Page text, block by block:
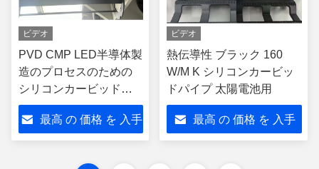
ビデオ
PVD CMP LED半導体製
造のプロセスのための
シリコンカービッドセ
ラミックコンポーネン
ト
最高 の 価格 を 入手
ビデオ
熱伝導性 ブラック 160
W/M K シリコンカービッ
ドパイプ 太陽電池用
最高 の 価格 を 入手